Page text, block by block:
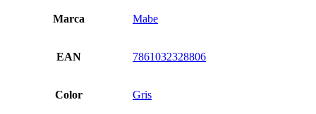
Marca Mabe
EAN 7861032328806
Color Gris